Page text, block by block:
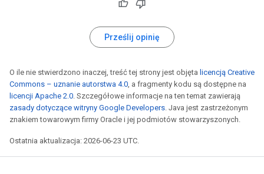
Prześlij opinię
O ile nie stwierdzono inaczej, treść tej strony jest objęta licencją Creative
Commons – uznanie autorstwa 4.0, a fragmenty kodu są dostępne na
licencji Apache 2.0. Szczegółowe informacje na ten temat zawierają
zasady dotyczące witryny Google Developers. Java jest zastrzeżonym
znakiem towarowym firmy Oracle i jej podmiotów stowarzyszonych.
Ostatnia aktualizacja: 2026-06-23 UTC.